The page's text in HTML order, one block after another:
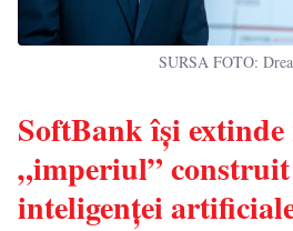
SURSA FOTO:
SoftBank își
„imperiul”
inteligenței